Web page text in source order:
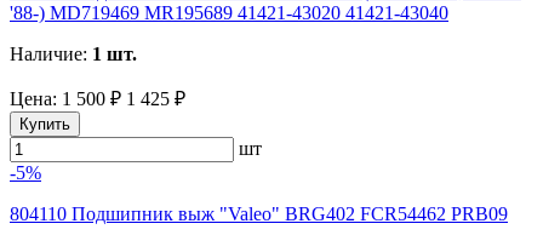
'88-) MD719469 MR195689 41421-43020 41421-43040
Наличие: 1 шт.
Цена: 1 500 ₽ 1 425 ₽
Купить
шт
-5%
804110 Подшипник выж "Valeo" BRG402 FCR54462 PRB09